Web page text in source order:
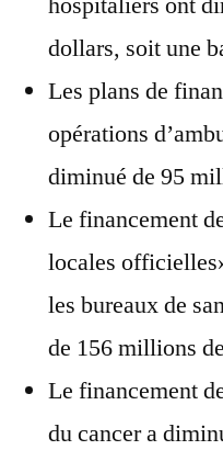
dollars, soit une
Les plans de
opérations
diminué de 95
Le financement
locales
les bureaux de
de 156 millions
Le financement
du cancer a